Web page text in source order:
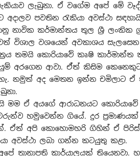
ලැබුනා. ඒ වගේම අපේ මේ
අදාලව පවතින රැකියා අවස්ථා
නාවික කර්මාන්තය තුල ශ්‍රී ලංකික
විශාල වශයෙන් අවකාශය
තමයි කොරියාවේ කෘෂි
අරගෙන ආවා. ඒ්ත් කිසිම
නමුත් අද මෙතන ඉන්න චමිලාට
මම ඒ අයගේ ආරාධනයට කොරියාවේ
හමුවෙන්න ගියේ. දුර
ඒත් අපි කොහොමහරි ගිහින් ඒ පිරිස්
අවස්ථා ලබා ගන්න කටයුතු කළා.
තානාපති කාර්යාලයක් තියෙනවා.